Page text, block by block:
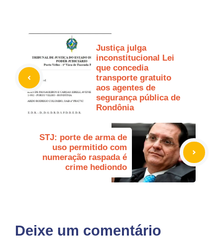
Justiça julga
inconstitucional Lei
que concedia
transporte gratuito
aos agentes de
segurança pública de
Rondônia
STJ: porte de arma de
uso permitido com
numeração raspada é
crime hediondo
Deixe um comentário